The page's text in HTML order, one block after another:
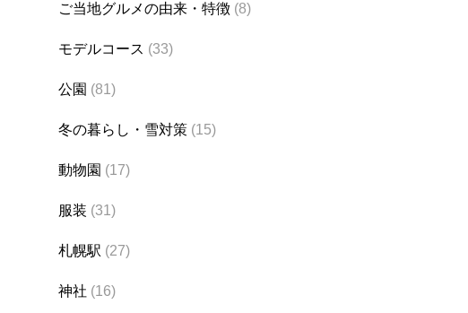
ご当地グルメの由来・特徴 (8)
モデルコース (33)
公園 (81)
冬の暮らし・雪対策 (15)
動物園 (17)
服装 (31)
札幌駅 (27)
神社 (16)